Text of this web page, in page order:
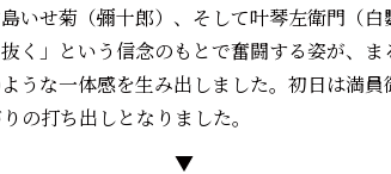
いせ菊（彌十郎）、そして叶琴左衛門（
く」という信念のもとで奮闘する姿が、
うな一体感を生み出しました。初日は満
の打ち出しとなりました。
▼